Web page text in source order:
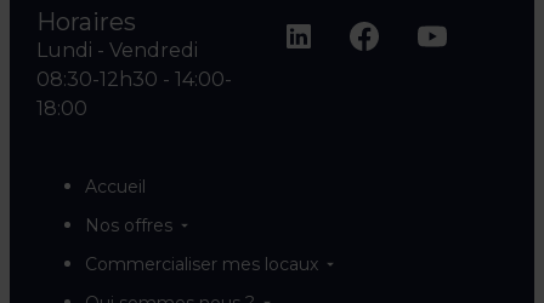
Horaires
Lundi - Vendredi
08:30-12h30 - 14:00-
18:00
Accueil
Nos offres
Commercialiser mes locaux